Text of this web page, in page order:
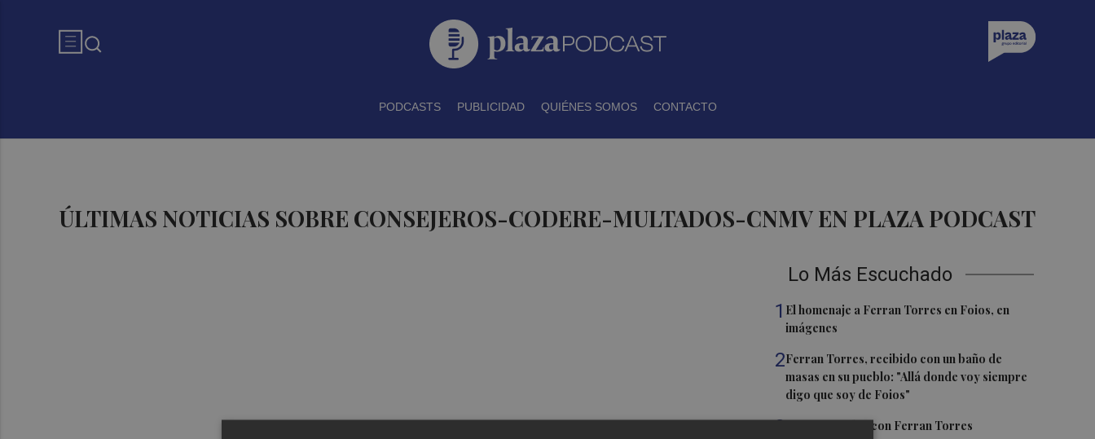
PODCASTS PUBLICIDAD QUIÉNES SOMOS CONTACTO
ÚLTIMAS NOTICIAS SOBRE CONSEJEROS-CODERE-MULTADOS-CNMV EN PLAZA PODCAST
Lo Más Escuchado
1 El homenaje a Ferran Torres en Foios, en
imágenes
2Ferran Torres, recibido con un baño de
masas en su pueblo: "Allá donde voy siempre
digo que soy de Foios"
3Foios se vuelca con Ferran Torres